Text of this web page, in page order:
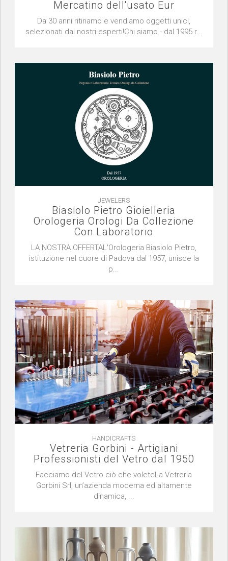
Mercatino dell'usato Eur
Da 30 anni ritiriamo e vendiamo oggetti unici,
selezionati dai nostri esperti!Chi siamo - dal 1995 r...
JEWELERS
Biasiolo Pietro Gioielleria
Orologeria Orologi Da Collezione
Con Laboratorio
LA NOSTRA OFFERTAL'Orologeria Biasiolo Pietro,
istituzione nel cuore di Padova dal 1957, unisce la
p...
HANDICRAFTS
Vetreria Gorbini - Artigiani
Professionisti del Vetro dal 1950
Facciamo del Vetro ciò che voleteLa Vetreria
Gorbini Srl, un’azienda moderna ed altamente
dinamica, ...